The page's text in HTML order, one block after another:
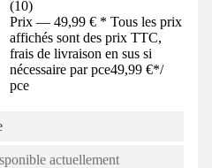
(10)
Prix — 49,99 € * Tous les prix
affichés sont des prix TTC,
frais de livraison en sus si
nécessaire par pce49,99 €*/
pce
actuellement